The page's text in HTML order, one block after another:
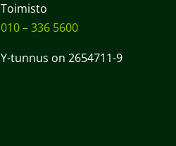
Toimisto
010 – 336 5600
Y-tunnus on 2654711-9